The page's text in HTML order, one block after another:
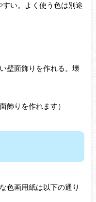
い。よく使う色は別途
壁面飾りを作れる。壊
飾りを作れます）
色画用紙は以下の通り